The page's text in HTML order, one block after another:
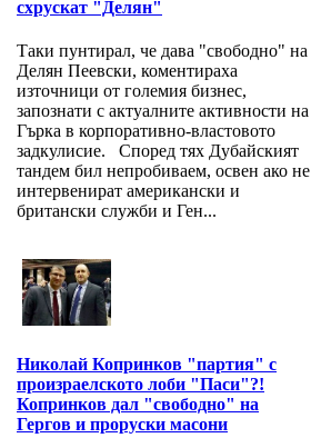
схрускат "Делян"
Таки пунтирал, че дава "свободно" на
Делян Пеевски, коментираха
източници от големия бизнес,
запознати с актуалните активности на
Гърка в корпоративно-властовото
задкулисие. Според тях Дубайският
тандем бил непробиваем, освен ако не
интервенират американски и
британски служби и Ген...
Николай Копринков "партия" с
произраелското лоби "Паси"?!
Копринков дал "свободно" на
Гергов и проруски масони